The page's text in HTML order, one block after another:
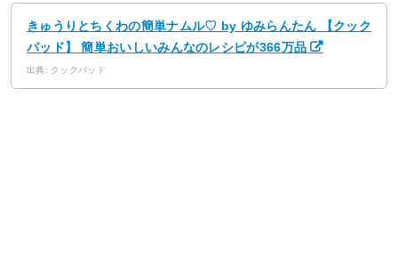
きゅうりとちくわの簡単ナムル♡ by ゆみらんたん 【クック
パッド】 簡単おいしいみんなのレシピが366万品
出典: クックパッド